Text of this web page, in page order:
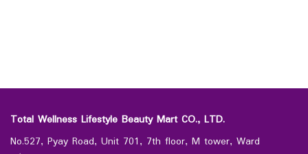
Total Wellness Lifestyle Beauty Mart CO., LTD.
No.527, Pyay Road, Unit 701, 7th floor, M tower, Ward